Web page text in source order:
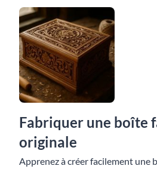
Fabriquer une boîte
originale
Apprenez à créer facilement une